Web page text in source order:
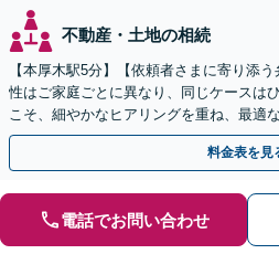
不動産・土地の相続
【本厚木駅5分】【依頼者さまに寄り添
性はご家庭ごとに異なり、同じケースは
こそ、細やかなヒアリングを重ね、最適
確にお示しします。ぜひ一度当事務所へ
料金表を見
電話でお問い合わせ